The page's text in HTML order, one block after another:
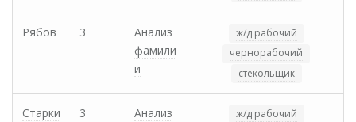
Рябов 3
Анализ
фамили
и
ж/д рабочий
чернорабочий
стекольщик
Старки
3
Анализ
ж/д рабочий